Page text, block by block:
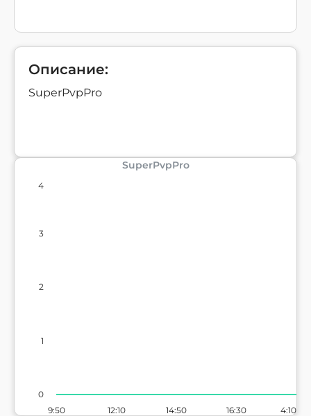
Описание:
SuperPvpPro
SuperPvpPro
9:50 12:10 14:50 16:30 4:10
0
1
2
3
4